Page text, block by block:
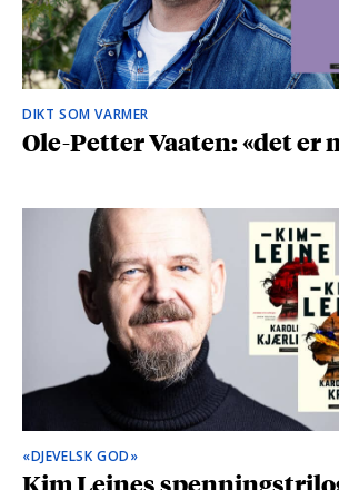
DIKT SOM VARMER
Ole-Petter Vaaten: «det er
«DJEVELSK GOD»
Kim Leines